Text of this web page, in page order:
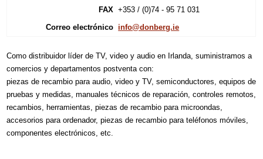
FAX +353 / (0)74 - 95 71 031
Correo electrónico info@donberg.ie
Como distribuidor líder de TV, video y audio en Irlanda, suministramos a
comercios y departamentos postventa con:
piezas de recambio para audio, video y TV, semiconductores, equipos de
pruebas y medidas, manuales técnicos de reparación, controles remotos,
recambios, herramientas, piezas de recambio para microondas,
accesorios para ordenador, piezas de recambio para teléfonos móviles,
componentes electrónicos, etc.